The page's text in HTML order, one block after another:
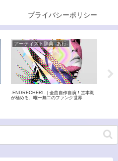
プライバシーポリシー
アーティスト辞典 -あ行-
.ENDRECHERI.｜全曲自作自演！堂本剛
が極める、唯一無二のファンク世界